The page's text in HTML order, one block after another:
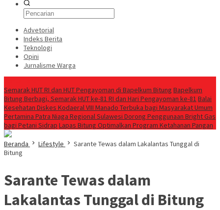
Advetorial
Indeks Berita
Teknologi
Opini
Jurnalisme Warga
Semarak HUT RI dan HUT Pengayoman di Bapelkum Bitung ‎Bapelkum
Bitung Berbagi, Semarak HUT ke-81 RI dan Hari Pengayoman ke-81 Balai
Kesehatan Diskes Kodaeral VIII Manado Terbuka bagi Masyarakat Umum
Pertamina Patra Niaga Regional Sulawesi Dorong Penggunaan Bright Gas
bagi Petani Sidrap Lapas Bitung Optimalkan Program Ketahanan Pangan
Beranda Lifestyle
Sarante Tewas dalam Lakalantas Tunggal di
Bitung
Sarante Tewas dalam
Lakalantas Tunggal di Bitung